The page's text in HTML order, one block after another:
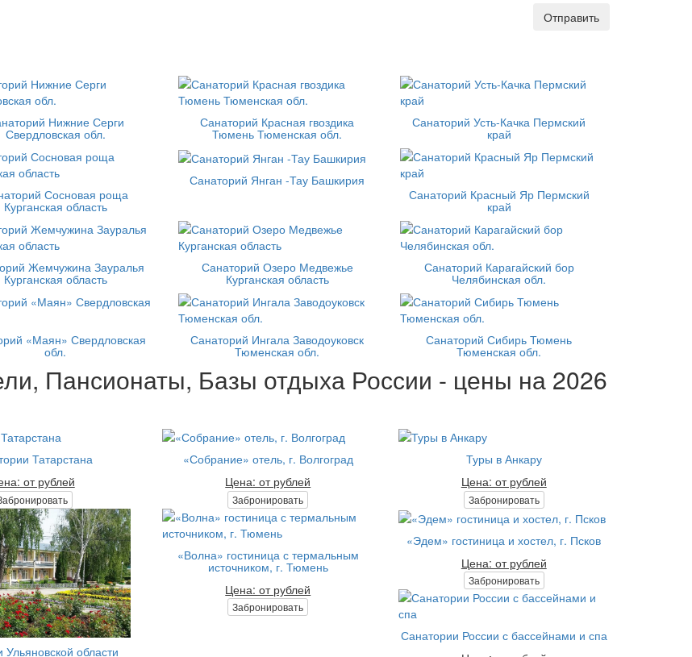
Отправить
Нижние Серги
Свердловская обл.
Санаторий Красная гвоздика
Тюмень Тюменская обл.
Санаторий Усть-Качка Пермский
край
Сосновая роща
Курганская область
Санаторий Янган -Тау Башкирия
Санаторий Красный Яр Пермский
край
Жемчужина Зауралья
Курганская область
Санаторий Озеро Медвежье
Курганская область
Санаторий Карагайский бор
Челябинская обл.
«Маян» Свердловская
обл.
Санаторий Ингала Заводоуковск
Тюменская обл.
Санаторий Сибирь Тюмень
Тюменская обл.
Пансионаты, Базы отдыха России - цены на 2026
Татарстана
от рублей
«Собрание» отель, г. Волгоград
Цена: от рублей
Забронировать
Туры в Анкару
Цена: от рублей
Забронировать
области
«Волна» гостиница с термальным
источником, г. Тюмень
Цена: от рублей
Забронировать
«Эдем» гостиница и хостел, г. Псков
Цена: от рублей
Забронировать
Санатории России с бассейнами и спа